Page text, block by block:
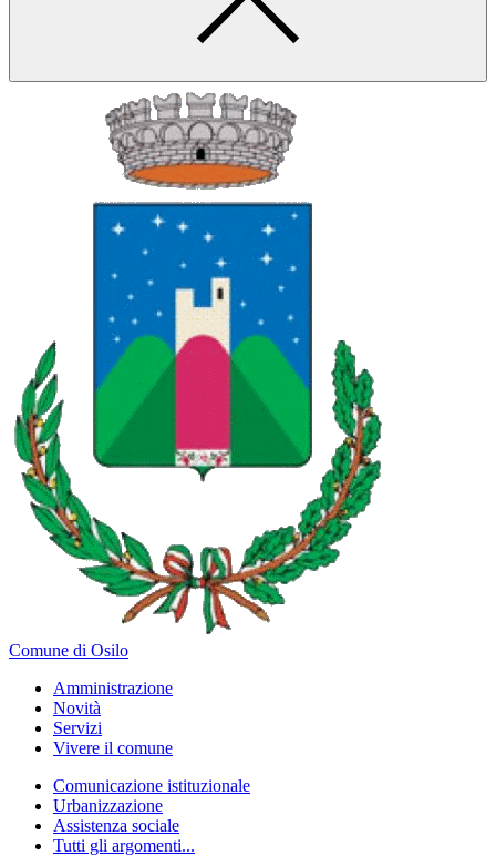
Comune di Osilo
Amministrazione
Novità
Servizi
Vivere il comune
Comunicazione istituzionale
Urbanizzazione
Assistenza sociale
Tutti gli argomenti...